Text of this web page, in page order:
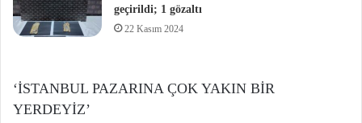
geçirildi; 1 gözaltı
22 Kasım 2024
‘İSTANBUL PAZARINA ÇOK YAKIN BİR
YERDEYİZ’